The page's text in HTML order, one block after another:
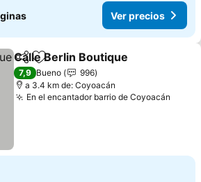
Ver precios
CompartirAgregar a favoritos
Calle Berlin Boutique
7,9 Bueno
996
a 3.4 km de: Coyoacán
En el encantador barrio de Coyoacán